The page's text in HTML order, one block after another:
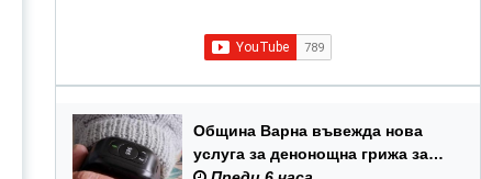
Община Варна въвежда нова
услуга за денонощна грижа за